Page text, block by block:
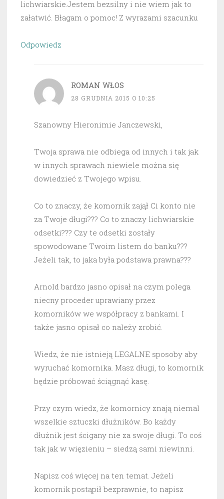
lichwiarskie.Jestem bezsilny i nie wiem jak to
załatwić. Błagam o pomoc! Z wyrazami szacunku
Odpowiedz
ROMAN WŁOS
28 GRUDNIA 2015 O 10:25
Szanowny Hieronimie Janczewski,
Twoja sprawa nie odbiega od innych i tak jak
w innych sprawach niewiele można się
dowiedzieć z Twojego wpisu.
Co to znaczy, że komornik zajął Ci konto nie
za Twoje długi??? Co to znaczy lichwiarskie
odsetki??? Czy te odsetki zostały
spowodowane Twoim listem do banku???
Jeżeli tak, to jaka była podstawa prawna???
Arnold bardzo jasno opisał na czym polega
niecny proceder uprawiany przez
komorników we współpracy z bankami. I
także jasno opisał co należy zrobić.
Wiedz, że nie istnieją LEGALNE sposoby aby
wyruchać komornika. Masz długi, to komornik
będzie próbować ściągnąć kasę.
Przy czym wiedz, że komornicy znają niemal
wszelkie sztuczki dłużników. Bo każdy
dłużnik jest ścigany nie za swoje długi. To coś
tak jak w więzieniu – siedzą sami niewinni.
Napisz coś więcej na ten temat. Jeżeli
komornik postąpił bezprawnie, to napisz